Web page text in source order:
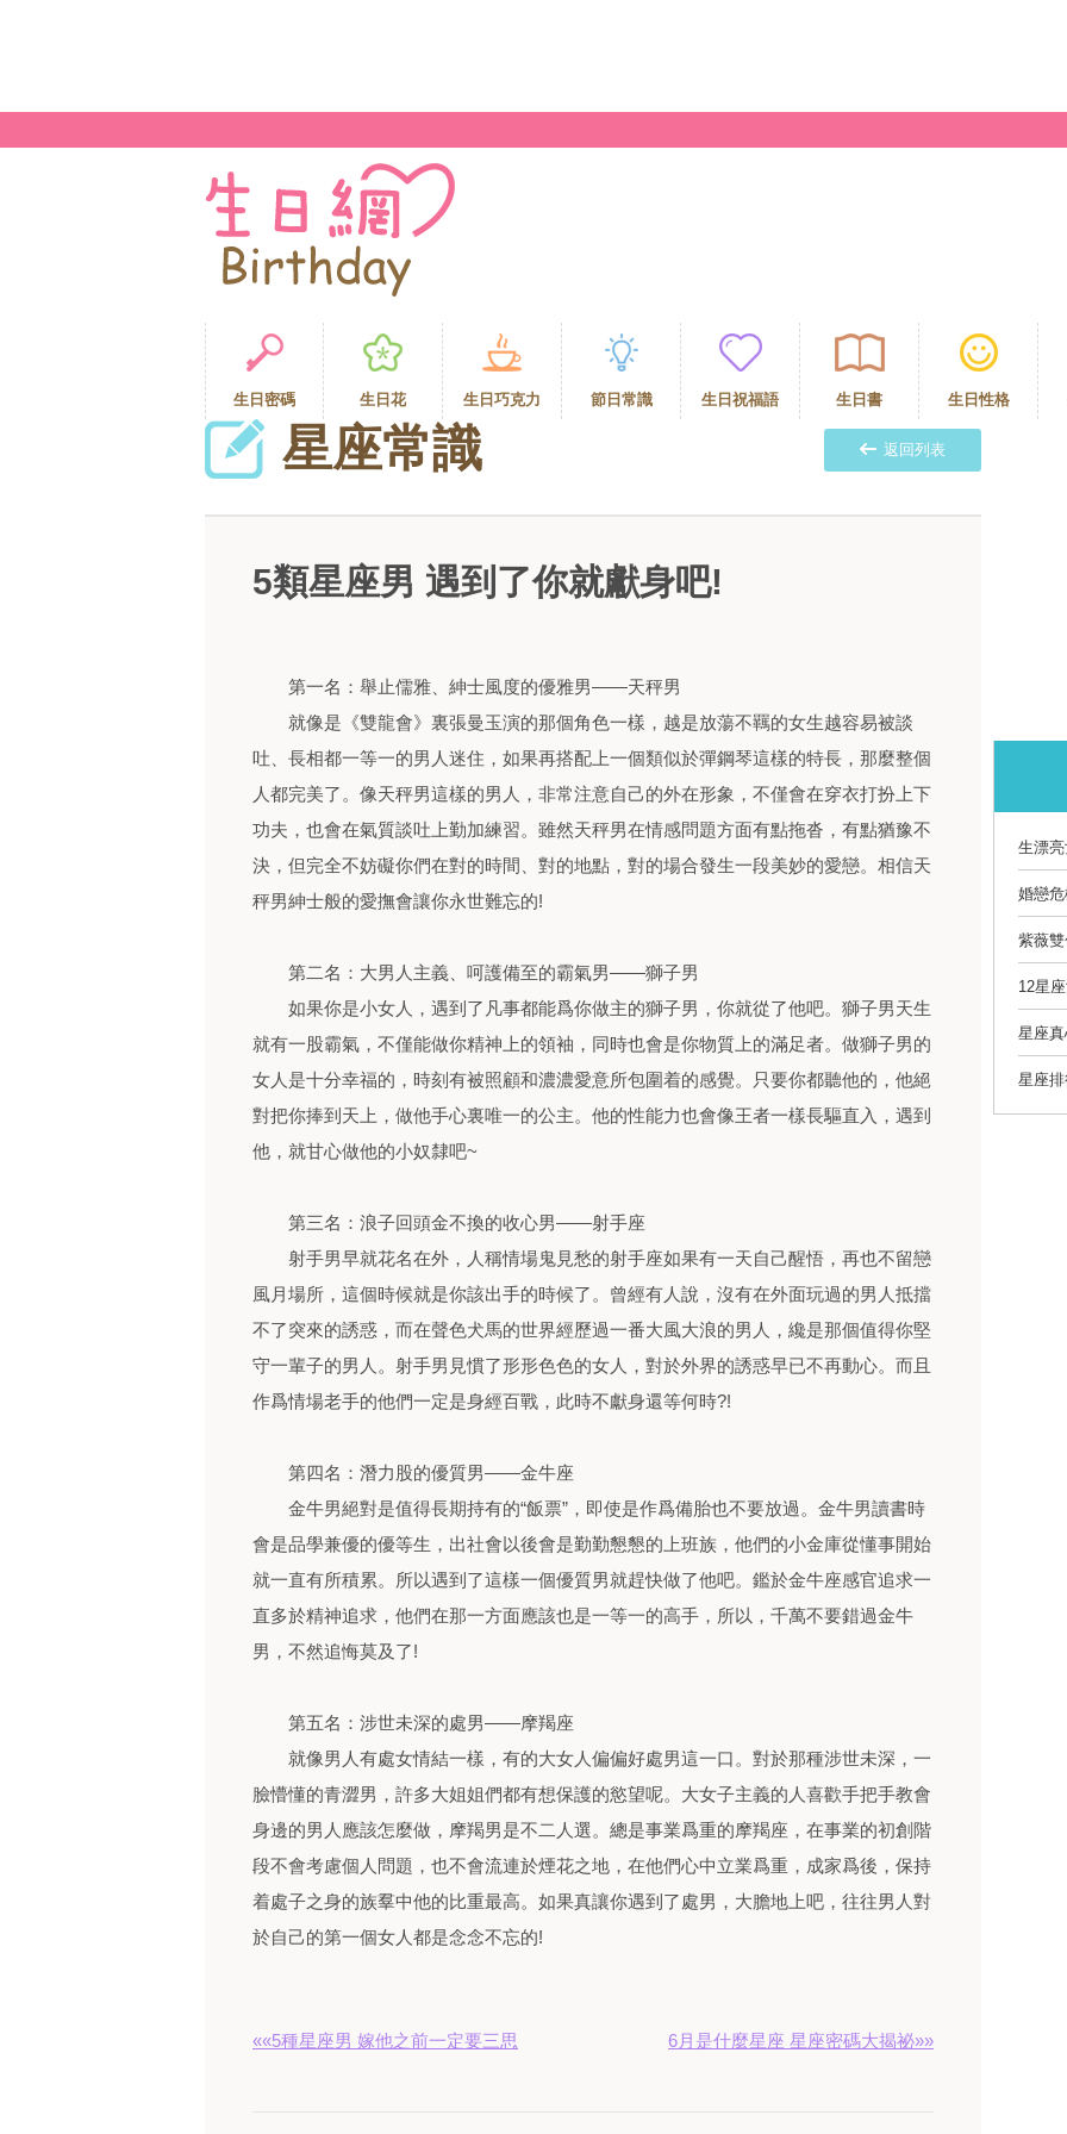
生日密碼 生日花 生日巧克力 節日常識 生日祝福語 生日書 生日性格
星座常識 返回列表
5類星座男 遇到了你就獻身吧!
第一名：舉止儒雅、紳士風度的優雅男——天秤男
就像是《雙龍會》裏張曼玉演的那個角色一樣，越是放蕩不羈的女生越容易被談
吐、長相都一等一的男人迷住，如果再搭配上一個類似於彈鋼琴這樣的特長，那麼整個
人都完美了。像天秤男這樣的男人，非常注意自己的外在形象，不僅會在穿衣打扮上下
功夫，也會在氣質談吐上勤加練習。雖然天秤男在情感問題方面有點拖沓，有點猶豫不
決，但完全不妨礙你們在對的時間、對的地點，對的場合發生一段美妙的愛戀。相信天
秤男紳士般的愛撫會讓你永世難忘的!
第二名：大男人主義、呵護備至的霸氣男——獅子男
如果你是小女人，遇到了凡事都能爲你做主的獅子男，你就從了他吧。獅子男天生
就有一股霸氣，不僅能做你精神上的領袖，同時也會是你物質上的滿足者。做獅子男的
女人是十分幸福的，時刻有被照顧和濃濃愛意所包圍着的感覺。只要你都聽他的，他絕
對把你捧到天上，做他手心裏唯一的公主。他的性能力也會像王者一樣長驅直入，遇到
他，就甘心做他的小奴隸吧~
第三名：浪子回頭金不換的收心男——射手座
射手男早就花名在外，人稱情場鬼見愁的射手座如果有一天自己醒悟，再也不留戀
風月場所，這個時候就是你該出手的時候了。曾經有人說，沒有在外面玩過的男人抵擋
不了突來的誘惑，而在聲色犬馬的世界經歷過一番大風大浪的男人，纔是那個值得你堅
守一輩子的男人。射手男見慣了形形色色的女人，對於外界的誘惑早已不再動心。而且
作爲情場老手的他們一定是身經百戰，此時不獻身還等何時?!
第四名：潛力股的優質男——金牛座
金牛男絕對是值得長期持有的“飯票”，即使是作爲備胎也不要放過。金牛男讀書時
會是品學兼優的優等生，出社會以後會是勤勤懇懇的上班族，他們的小金庫從懂事開始
就一直有所積累。所以遇到了這樣一個優質男就趕快做了他吧。鑑於金牛座感官追求一
直多於精神追求，他們在那一方面應該也是一等一的高手，所以，千萬不要錯過金牛
男，不然追悔莫及了!
第五名：涉世未深的處男——摩羯座
就像男人有處女情結一樣，有的大女人偏偏好處男這一口。對於那種涉世未深，一
臉懵懂的青澀男，許多大姐姐們都有想保護的慾望呢。大女子主義的人喜歡手把手教會
身邊的男人應該怎麼做，摩羯男是不二人選。總是事業爲重的摩羯座，在事業的初創階
段不會考慮個人問題，也不會流連於煙花之地，在他們心中立業爲重，成家爲後，保持
着處子之身的族羣中他的比重最高。如果真讓你遇到了處男，大膽地上吧，往往男人對
於自己的第一個女人都是念念不忘的!
««5種星座男 嫁他之前一定要三思 6月是什麼星座 星座密碼大揭祕»»
生漂
婚戀
紫薇
12星
星座
星座